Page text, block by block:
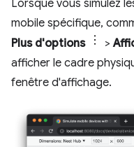
Lorsque vous simulez
mobile spécifique,
Plus d'options
>
afficher le cadre
fenêtre d'affichage.